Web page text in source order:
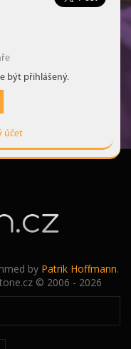
být přihlášený.
účet
by Patrik Hoffmann.
© 2006 - 2026